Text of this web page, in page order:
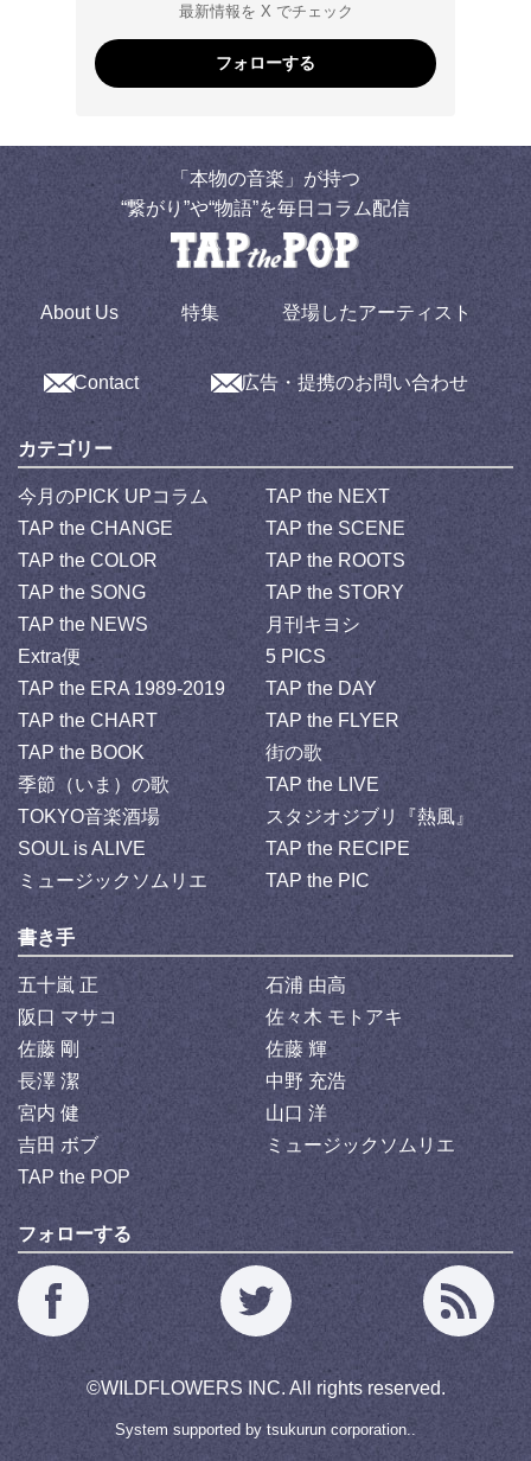
最新情報を X でチェック
フォローする
「本物の音楽」が持つ
“繋がり”や“物語”を毎日コラム配信
About Us 特集 登場したアーティスト
Contact 広告・提携のお問い合わせ
カテゴリー
今月のPICK UPコラム
TAP the NEXT
TAP the CHANGE
TAP the SCENE
TAP the COLOR
TAP the ROOTS
TAP the SONG
TAP the STORY
TAP the NEWS
月刊キヨシ
Extra便
5 PICS
TAP the ERA 1989-2019
TAP the DAY
TAP the CHART
TAP the FLYER
TAP the BOOK
街の歌
季節（いま）の歌
TAP the LIVE
TOKYO音楽酒場
スタジオジブリ『熱風』
SOUL is ALIVE
TAP the RECIPE
ミュージックソムリエ
TAP the PIC
書き手
五十嵐 正
石浦 由高
阪口 マサコ
佐々木 モトアキ
佐藤 剛
佐藤 輝
長澤 潔
中野 充浩
宮内 健
山口 洋
吉田 ボブ
ミュージックソムリエ
TAP the POP
フォローする
©WILDFLOWERS INC. All rights reserved.
System supported by tsukurun corporation..